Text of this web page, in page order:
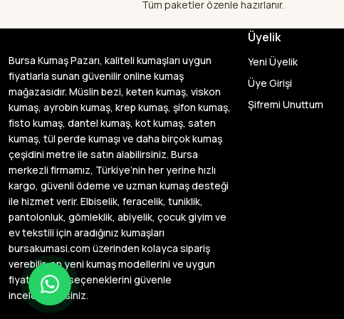
Tüm paketler özenle hazırlanır.
Bursa Kumaş Pazarı, kaliteli kumaşları uygun
fiyatlarla sunan güvenilir online kumaş
mağazasıdır. Müslin bezi, keten kumaş, viskon
kumaş, ayrobin kumaş, krep kumaş, şifon kumaş,
fisto kumaş, dantel kumaş, kot kumaş, saten
kumaş, tül perde kumaşı ve daha birçok kumaş
çeşidini metre ile satın alabilirsiniz. Bursa
merkezli firmamız, Türkiye’nin her yerine hızlı
kargo, güvenli ödeme ve uzman kumaş desteği
ile hizmet verir. Elbiselik, feracelik, tuniklik,
pantolonluk, gömleklik, abiyelik, çocuk giyim ve
ev tekstili için aradığınız kumaşları
bursakumasi.com üzerinden kolayca sipariş
verebilir, en yeni kumaş modellerini ve uygun
fiyatlı kumaş seçeneklerini güvenle
inceleyebilirsiniz.
Üyelik
Yeni Üyelik
Üye Girişi
Şifremi Unuttum